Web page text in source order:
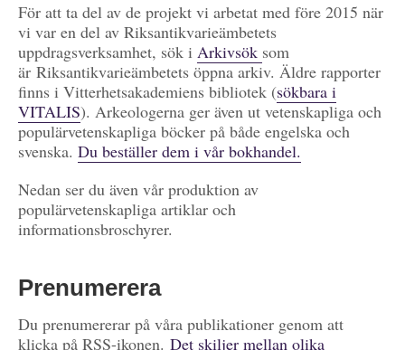
För att ta del av de projekt vi arbetat med före 2015 när
vi var en del av Riksantikvarieämbetets
uppdragsverksamhet, sök i Arkivsök som
är Riksantikvarieämbetets öppna arkiv. Äldre rapporter
finns i Vitterhetsakademiens bibliotek (sökbara i
VITALIS). Arkeologerna ger även ut vetenskapliga och
populärvetenskapliga böcker på både engelska och
svenska. Du beställer dem i vår bokhandel.
Nedan ser du även vår produktion av
populärvetenskapliga artiklar och
informationsbroschyrer.
Prenumerera
Du prenumererar på våra publikationer genom att
klicka på RSS-ikonen. Det skiljer mellan olika